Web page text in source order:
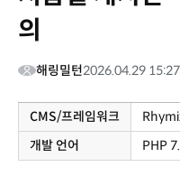
의
해링밀턴2026.04.29 15:27
CMS/프레임워크
개발 언어
PHP